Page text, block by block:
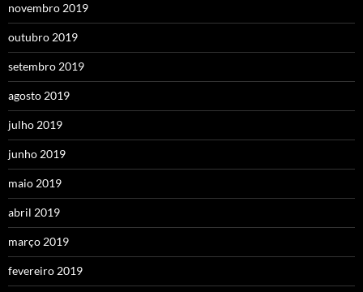
novembro 2019
outubro 2019
setembro 2019
agosto 2019
julho 2019
junho 2019
maio 2019
abril 2019
março 2019
fevereiro 2019